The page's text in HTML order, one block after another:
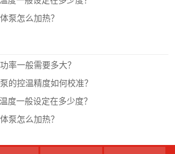
泵怎么加热？
率一般需要多大？
的控温精度如何校准？
度一般设定在多少度？
泵怎么加热？